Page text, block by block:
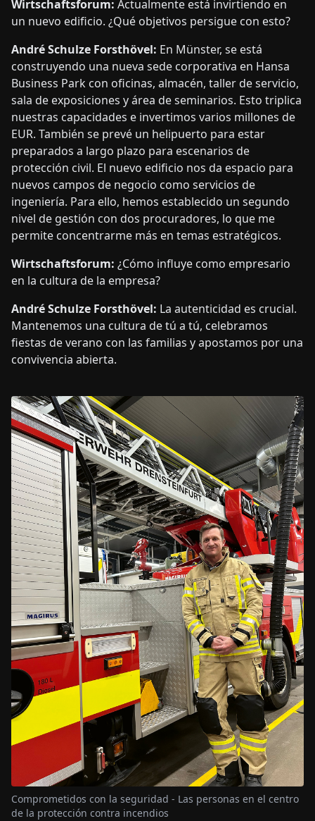
Wirtschaftsforum: Actualmente está invirtiendo en
un nuevo edificio. ¿Qué objetivos persigue con esto?
André Schulze Forsthövel: En Münster, se está
construyendo una nueva sede corporativa en Hansa
Business Park con oficinas, almacén, taller de servicio,
sala de exposiciones y área de seminarios. Esto triplica
nuestras capacidades e invertimos varios millones de
EUR. También se prevé un helipuerto para estar
preparados a largo plazo para escenarios de
protección civil. El nuevo edificio nos da espacio para
nuevos campos de negocio como servicios de
ingeniería. Para ello, hemos establecido un segundo
nivel de gestión con dos procuradores, lo que me
permite concentrarme más en temas estratégicos.
Wirtschaftsforum: ¿Cómo influye como empresario
en la cultura de la empresa?
André Schulze Forsthövel: La autenticidad es crucial.
Mantenemos una cultura de tú a tú, celebramos
fiestas de verano con las familias y apostamos por una
convivencia abierta.
Comprometidos con la seguridad - Las personas en el centro
de la protección contra incendios